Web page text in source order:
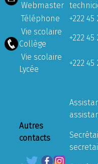
Webmaster
Téléphone
+222 45
Vie scolaire
Collège
+222 45
Vie scolaire
Lycée
+222 45
Autres
contacts